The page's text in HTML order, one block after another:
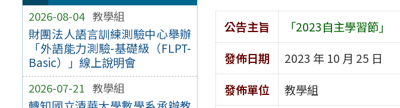
2026-08-04 教學組
財團法人語言訓練測驗中心舉辦
「外語能力測驗-基礎級（FLPT-
Basic）」線上說明會
2026-07-21 教學組
公告主旨
「2023自主學習節」
發佈日期
2023 年 10 月 25 日
發佈單位
教學組